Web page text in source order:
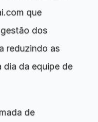
que
dos
reduzindo as
dia da equipe de
de